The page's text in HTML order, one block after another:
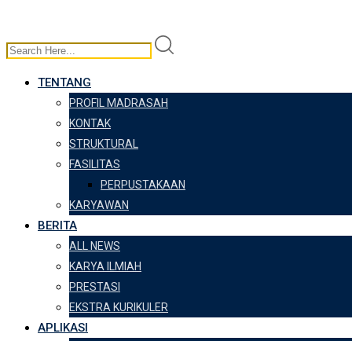
TENTANG
PROFIL MADRASAH
KONTAK
STRUKTURAL
FASILITAS
PERPUSTAKAAN
KARYAWAN
BERITA
ALL NEWS
KARYA ILMIAH
PRESTASI
EKSTRA KURIKULER
APLIKASI